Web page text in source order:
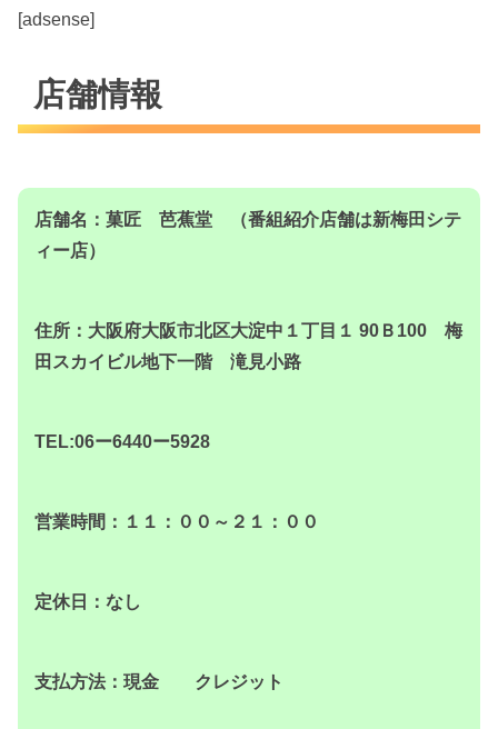
[adsense]
店舗情報
店舗名：菓匠 芭蕉堂 （番組紹介店舗は新梅田シテ
ィー店）
住所：大阪府大阪市北区大淀中１丁目１ 90Ｂ100 梅
田スカイビル地下一階 滝見小路
TEL:06ー6440ー5928
営業時間：１１：００～２１：００
定休日：なし
支払方法：現金 クレジット